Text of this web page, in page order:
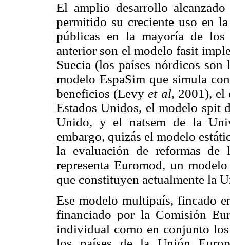
El amplio desarrollo
permitido su creciente uso en
públicas en la mayoría de los
anterior son el modelo fasit
Suecia (los países nórdicos
modelo EspaSim que simula
beneficios (Levyet al, 2001), el
Estados Unidos, el modelo spit
Unido, y el natsem de la
embargo, quizás el modelo
la evaluación de reformas de
representa Euromod, un
que constituyen actualmente la
Ese modelo multipaís, fincado
financiado por la Comisión
individual como en conjunto